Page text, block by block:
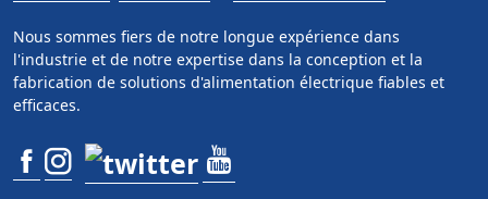
Nous sommes fiers de notre longue expérience dans
l'industrie et de notre expertise dans la conception et la
fabrication de solutions d'alimentation électrique fiables et
efficaces.